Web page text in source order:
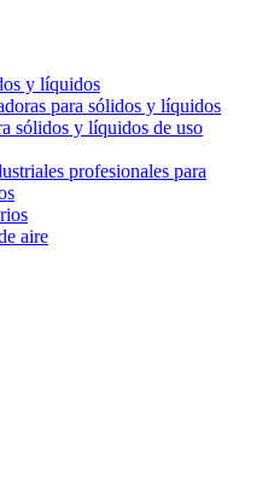
y líquidos
para sólidos y líquidos
sólidos y líquidos de uso
profesionales para
aire